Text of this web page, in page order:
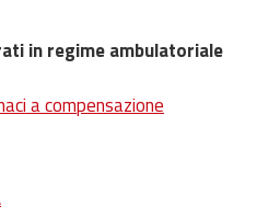
in regime ambulatoriale
a compensazione